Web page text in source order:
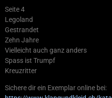
Seite 4
Legoland
Gestrandet
Zehn Jahre
Vielleicht auch ganz anders
Spass ist Trumpf
Kreuzritter
Sichere dir ein Exemplar online bei: